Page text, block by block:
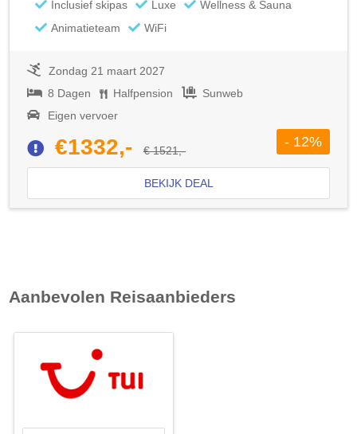
Inclusief skipas
Luxe
Wellness & Sauna
Animatieteam
WiFi
Zondag 21 maart 2027
8 Dagen
Halfpension
Sunweb
Eigen vervoer
€1332,- € 1521,-
- 12%
BEKIJK DEAL
Aanbevolen Reisaanbieders